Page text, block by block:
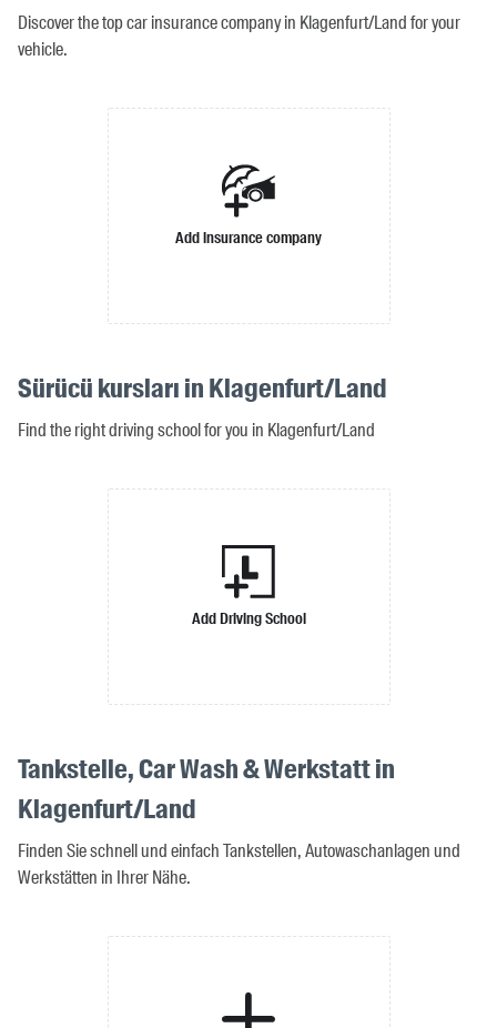
Discover the top car insurance company in Klagenfurt/Land for your
vehicle.
Add insurance company
Sürücü kursları in Klagenfurt/Land
Find the right driving school for you in Klagenfurt/Land
Add Driving School
Tankstelle, Car Wash & Werkstatt in
Klagenfurt/Land
Finden Sie schnell und einfach Tankstellen, Autowaschanlagen und
Werkstätten in Ihrer Nähe.